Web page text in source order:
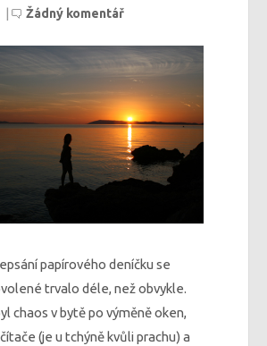
| Žádný komentář
papírového deníčku se
trvalo déle, než obvykle.
chaos v bytě po výměně oken,
(je u tchýně kvůli prachu) a